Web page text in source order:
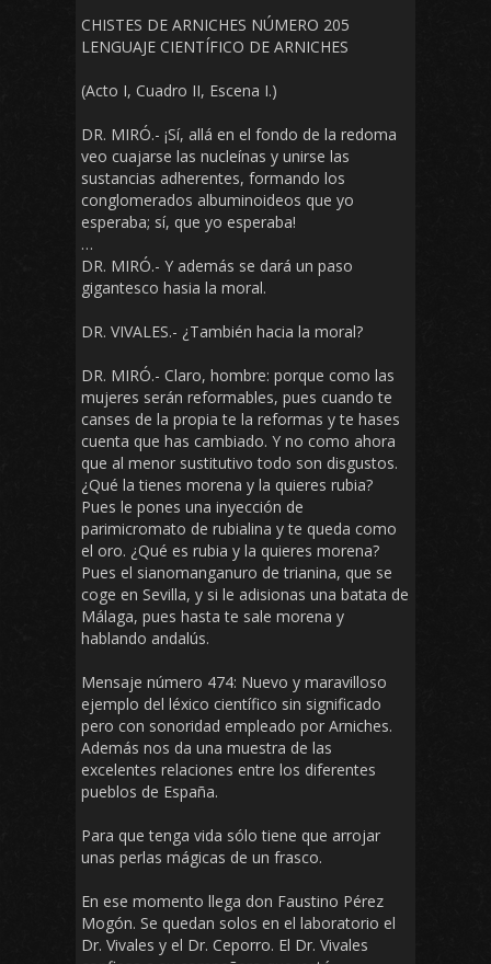
CHISTES DE ARNICHES NÚMERO 205
LENGUAJE CIENTÍFICO DE ARNICHES
(Acto I, Cuadro II, Escena I.)
DR. MIRÓ.- ¡Sí, allá en el fondo de la redoma
veo cuajarse las nucleínas y unirse las
sustancias adherentes, formando los
conglomerados albuminoideos que yo
esperaba; sí, que yo esperaba!
…
DR. MIRÓ.- Y además se dará un paso
gigantesco hasia la moral.
DR. VIVALES.- ¿También hacia la moral?
DR. MIRÓ.- Claro, hombre: porque como las
mujeres serán reformables, pues cuando te
canses de la propia te la reformas y te hases
cuenta que has cambiado. Y no como ahora
que al menor sustitutivo todo son disgustos.
¿Qué la tienes morena y la quieres rubia?
Pues le pones una inyección de
parimicromato de rubialina y te queda como
el oro. ¿Qué es rubia y la quieres morena?
Pues el sianomanganuro de trianina, que se
coge en Sevilla, y si le adisionas una batata de
Málaga, pues hasta te sale morena y
hablando andalús.
Mensaje número 474: Nuevo y maravilloso
ejemplo del léxico científico sin significado
pero con sonoridad empleado por Arniches.
Además nos da una muestra de las
excelentes relaciones entre los diferentes
pueblos de España.
Para que tenga vida sólo tiene que arrojar
unas perlas mágicas de un frasco.
En ese momento llega don Faustino Pérez
Mogón. Se quedan solos en el laboratorio el
Dr. Vivales y el Dr. Ceporro. El Dr. Vivales